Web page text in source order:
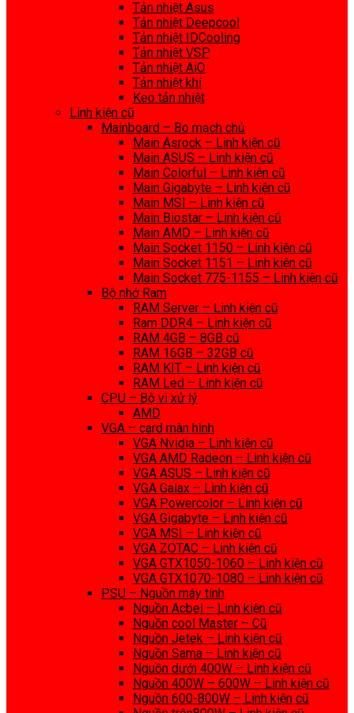
Tản nhiệt Asus
Tản nhiệt Deepcool
Tản nhiệt IDCooling
Tản nhiệt VSP
Tản nhiệt AiO
Tản nhiệt khí
Keo tản nhiệt
Linh kiện cũ
Mainboard – Bo mạch chủ
Main Asrock – Linh kiện cũ
Main ASUS – Linh kiện cũ
Main Colorful – Linh kiện cũ
Main Gigabyte – Linh kiện cũ
Main MSI – Linh kiện cũ
Main Biostar – Linh kiện cũ
Main AMD – Linh kiện cũ
Main Socket 1150 – Linh kiện cũ
Main Socket 1151 – Linh kiện cũ
Main Socket 775-1155 – Linh kiện cũ
Bộ nhớ Ram
RAM Server – Linh kiện cũ
Ram DDR4 – Linh kiện cũ
RAM 4GB – 8GB cũ
RAM 16GB – 32GB cũ
RAM KIT – Linh kiện cũ
RAM Led – Linh kiện cũ
CPU – Bộ vi xử lý
AMD
VGA – card màn hình
VGA Nvidia – Linh kiện cũ
VGA AMD Radeon – Linh kiện cũ
VGA ASUS – Linh kiện cũ
VGA Galax – Linh kiện cũ
VGA Powercolor – Linh kiện cũ
VGA Gigabyte – Linh kiện cũ
VGA MSI – Linh kiện cũ
VGA ZOTAC – Linh kiện cũ
VGA GTX1050-1060 – Linh kiện cũ
VGA GTX1070-1080 – Linh kiện cũ
PSU – Nguồn máy tính
Nguồn Acbel – Linh kiện cũ
Nguồn cool Master – Cũ
Nguồn Jetek – Linh kiện cũ
Nguồn Sama – Linh kiện cũ
Nguồn dưới 400W – Linh kiện cũ
Nguồn 400W – 600W – Linh kiện cũ
Nguồn 600-800W – Linh kiện cũ